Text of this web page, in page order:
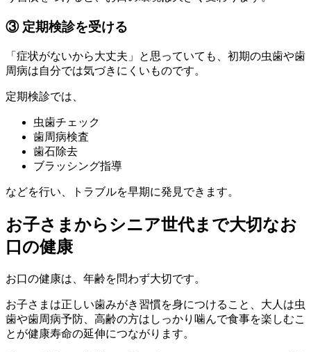
③ 定期検診を受ける
「症状がないから大丈夫」と思っていても、初期の虫歯や歯
周病は自分では気づきにくいものです。
定期検診では、
虫歯チェック
歯周病検査
歯石除去
ブラッシング指導
などを行い、トラブルを早期に発見できます。
お子さまからシニア世代まで大切なお
口の健康
お口の健康は、年齢を問わず大切です。
お子さまは正しい歯みがき習慣を身につけること、大人は虫
歯や歯周病予防、高齢の方はしっかり噛んで食事を楽しむこ
とが健康寿命の延伸につながります。